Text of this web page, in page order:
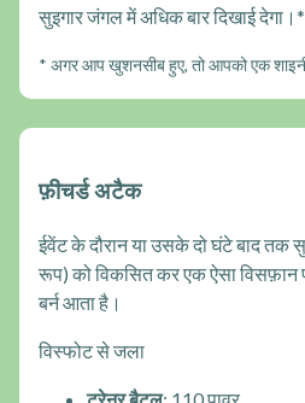
सुइगार जंगल में अधिक बार दिखाई देगा।*
* अगर आप खुशनसीब हुए, तो आपको एक
फ़ीचर्ड अटैक
ईवेंट के दौरान या उसके दो घंटे बाद तक
रूप) को विकसित कर एक ऐसा विसफ़ान
बर्न आता है।
विस्फोट से जला